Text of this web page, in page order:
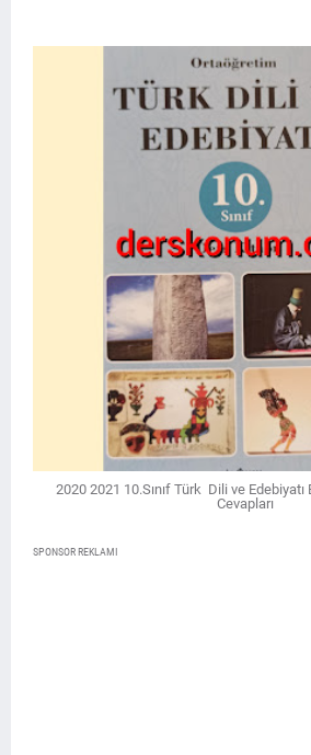
2020 2021 10.Sınıf Türk Dili ve Edebiyatı
Cevapları
SPONSOR REKLAMI